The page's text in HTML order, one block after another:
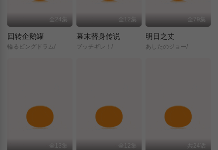
全24集
回转企鹅罐
輪るピングドラム/
全12集
幕末替身传说
ブッチギレ！/
全79集
明日之丈
あしたのジョー/
全13集 全12集 共24话